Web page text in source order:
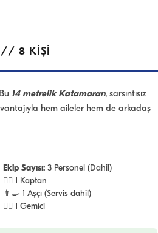
// 8 KİŞİ
14 metrelik Katamaran, sarsıntısız
hem aileler hem de arkadaş
Ekip Sayısı: 3 Personel (Dahil)
👨‍✈️ 1 Kaptan
👨‍🍳 1 Aşçı (Servis dahil)
🧑‍✈️ 1 Gemici